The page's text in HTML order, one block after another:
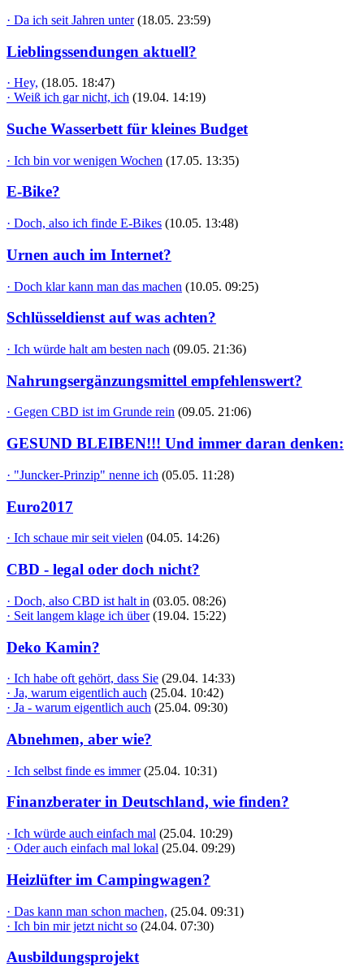
· Da ich seit Jahren unter (18.05. 23:59)
Lieblingssendungen aktuell?
· Hey, (18.05. 18:47)
· Weiß ich gar nicht, ich (19.04. 14:19)
Suche Wasserbett für kleines Budget
· Ich bin vor wenigen Wochen (17.05. 13:35)
E-Bike?
· Doch, also ich finde E-Bikes (10.05. 13:48)
Urnen auch im Internet?
· Doch klar kann man das machen (10.05. 09:25)
Schlüsseldienst auf was achten?
· Ich würde halt am besten nach (09.05. 21:36)
Nahrungsergänzungsmittel empfehlenswert?
· Gegen CBD ist im Grunde rein (09.05. 21:06)
GESUND BLEIBEN!!! Und immer daran denken:
· "Juncker-Prinzip" nenne ich (05.05. 11:28)
Euro2017
· Ich schaue mir seit vielen (04.05. 14:26)
CBD - legal oder doch nicht?
· Doch, also CBD ist halt in (03.05. 08:26)
· Seit langem klage ich über (19.04. 15:22)
Deko Kamin?
· Ich habe oft gehört, dass Sie (29.04. 14:33)
· Ja, warum eigentlich auch (25.04. 10:42)
· Ja - warum eigentlich auch (25.04. 09:30)
Abnehmen, aber wie?
· Ich selbst finde es immer (25.04. 10:31)
Finanzberater in Deutschland, wie finden?
· Ich würde auch einfach mal (25.04. 10:29)
· Oder auch einfach mal lokal (25.04. 09:29)
Heizlüfter im Campingwagen?
· Das kann man schon machen, (25.04. 09:31)
· Ich bin mir jetzt nicht so (24.04. 07:30)
Ausbildungsprojekt